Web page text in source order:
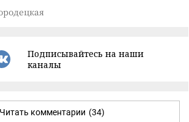
Подписывайтесь на наши
каналы
Читать комментарии (34)